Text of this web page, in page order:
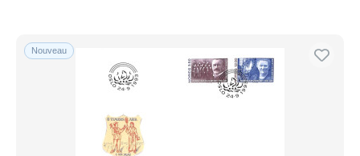
Nouveau